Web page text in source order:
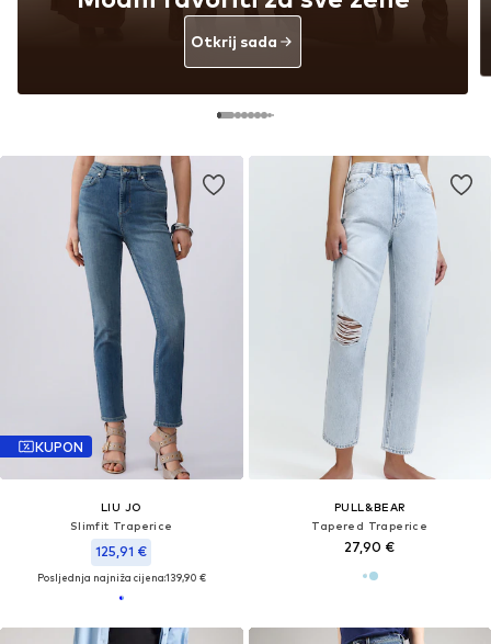
KUPON
LIU JO
Slimfit Traperice
125,91 €
Posljednja najniža cijena:139,90 €
PULL&BEAR
Tapered Traperice
27,90 €
Otkrij sada